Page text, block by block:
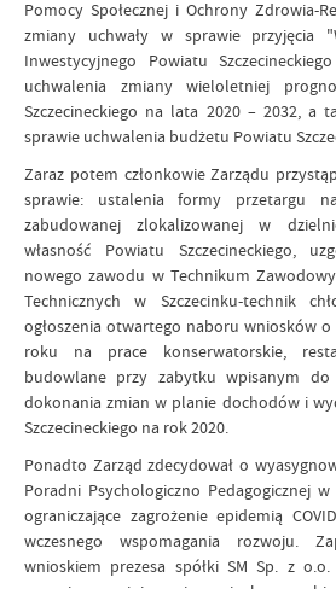
Pomocy Społecznej i Ochrony Zdrowia-
zmiany uchwały w sprawie przyjęcia
Inwestycyjnego Powiatu
uchwalenia zmiany wieloletniej
Szczecineckiego na lata 2020 – 2032, a
sprawie uchwalenia budżetu Powiatu
Zaraz potem członkowie Zarządu
sprawie: ustalenia formy przetargu
zabudowanej zlokalizowanej w
własność Powiatu Szczecineckiego,
nowego zawodu w Technikum
Technicznych w Szczecinku-technik
ogłoszenia otwartego naboru wniosków
roku na prace konserwatorskie,
budowlane przy zabytku wpisanym
dokonania zmian w planie dochodów i
Szczecineckiego na rok 2020.
Ponadto Zarząd zdecydował o
Poradni Psychologiczno Pedagogicznej
ograniczające zagrożenie epidemią
wczesnego wspomagania rozwoju.
wnioskiem prezesa spółki SM Sp. z